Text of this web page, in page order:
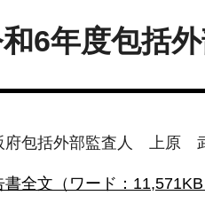
6年度包括
府包括外部監査人 上原
書全文（ワード：11,571KB